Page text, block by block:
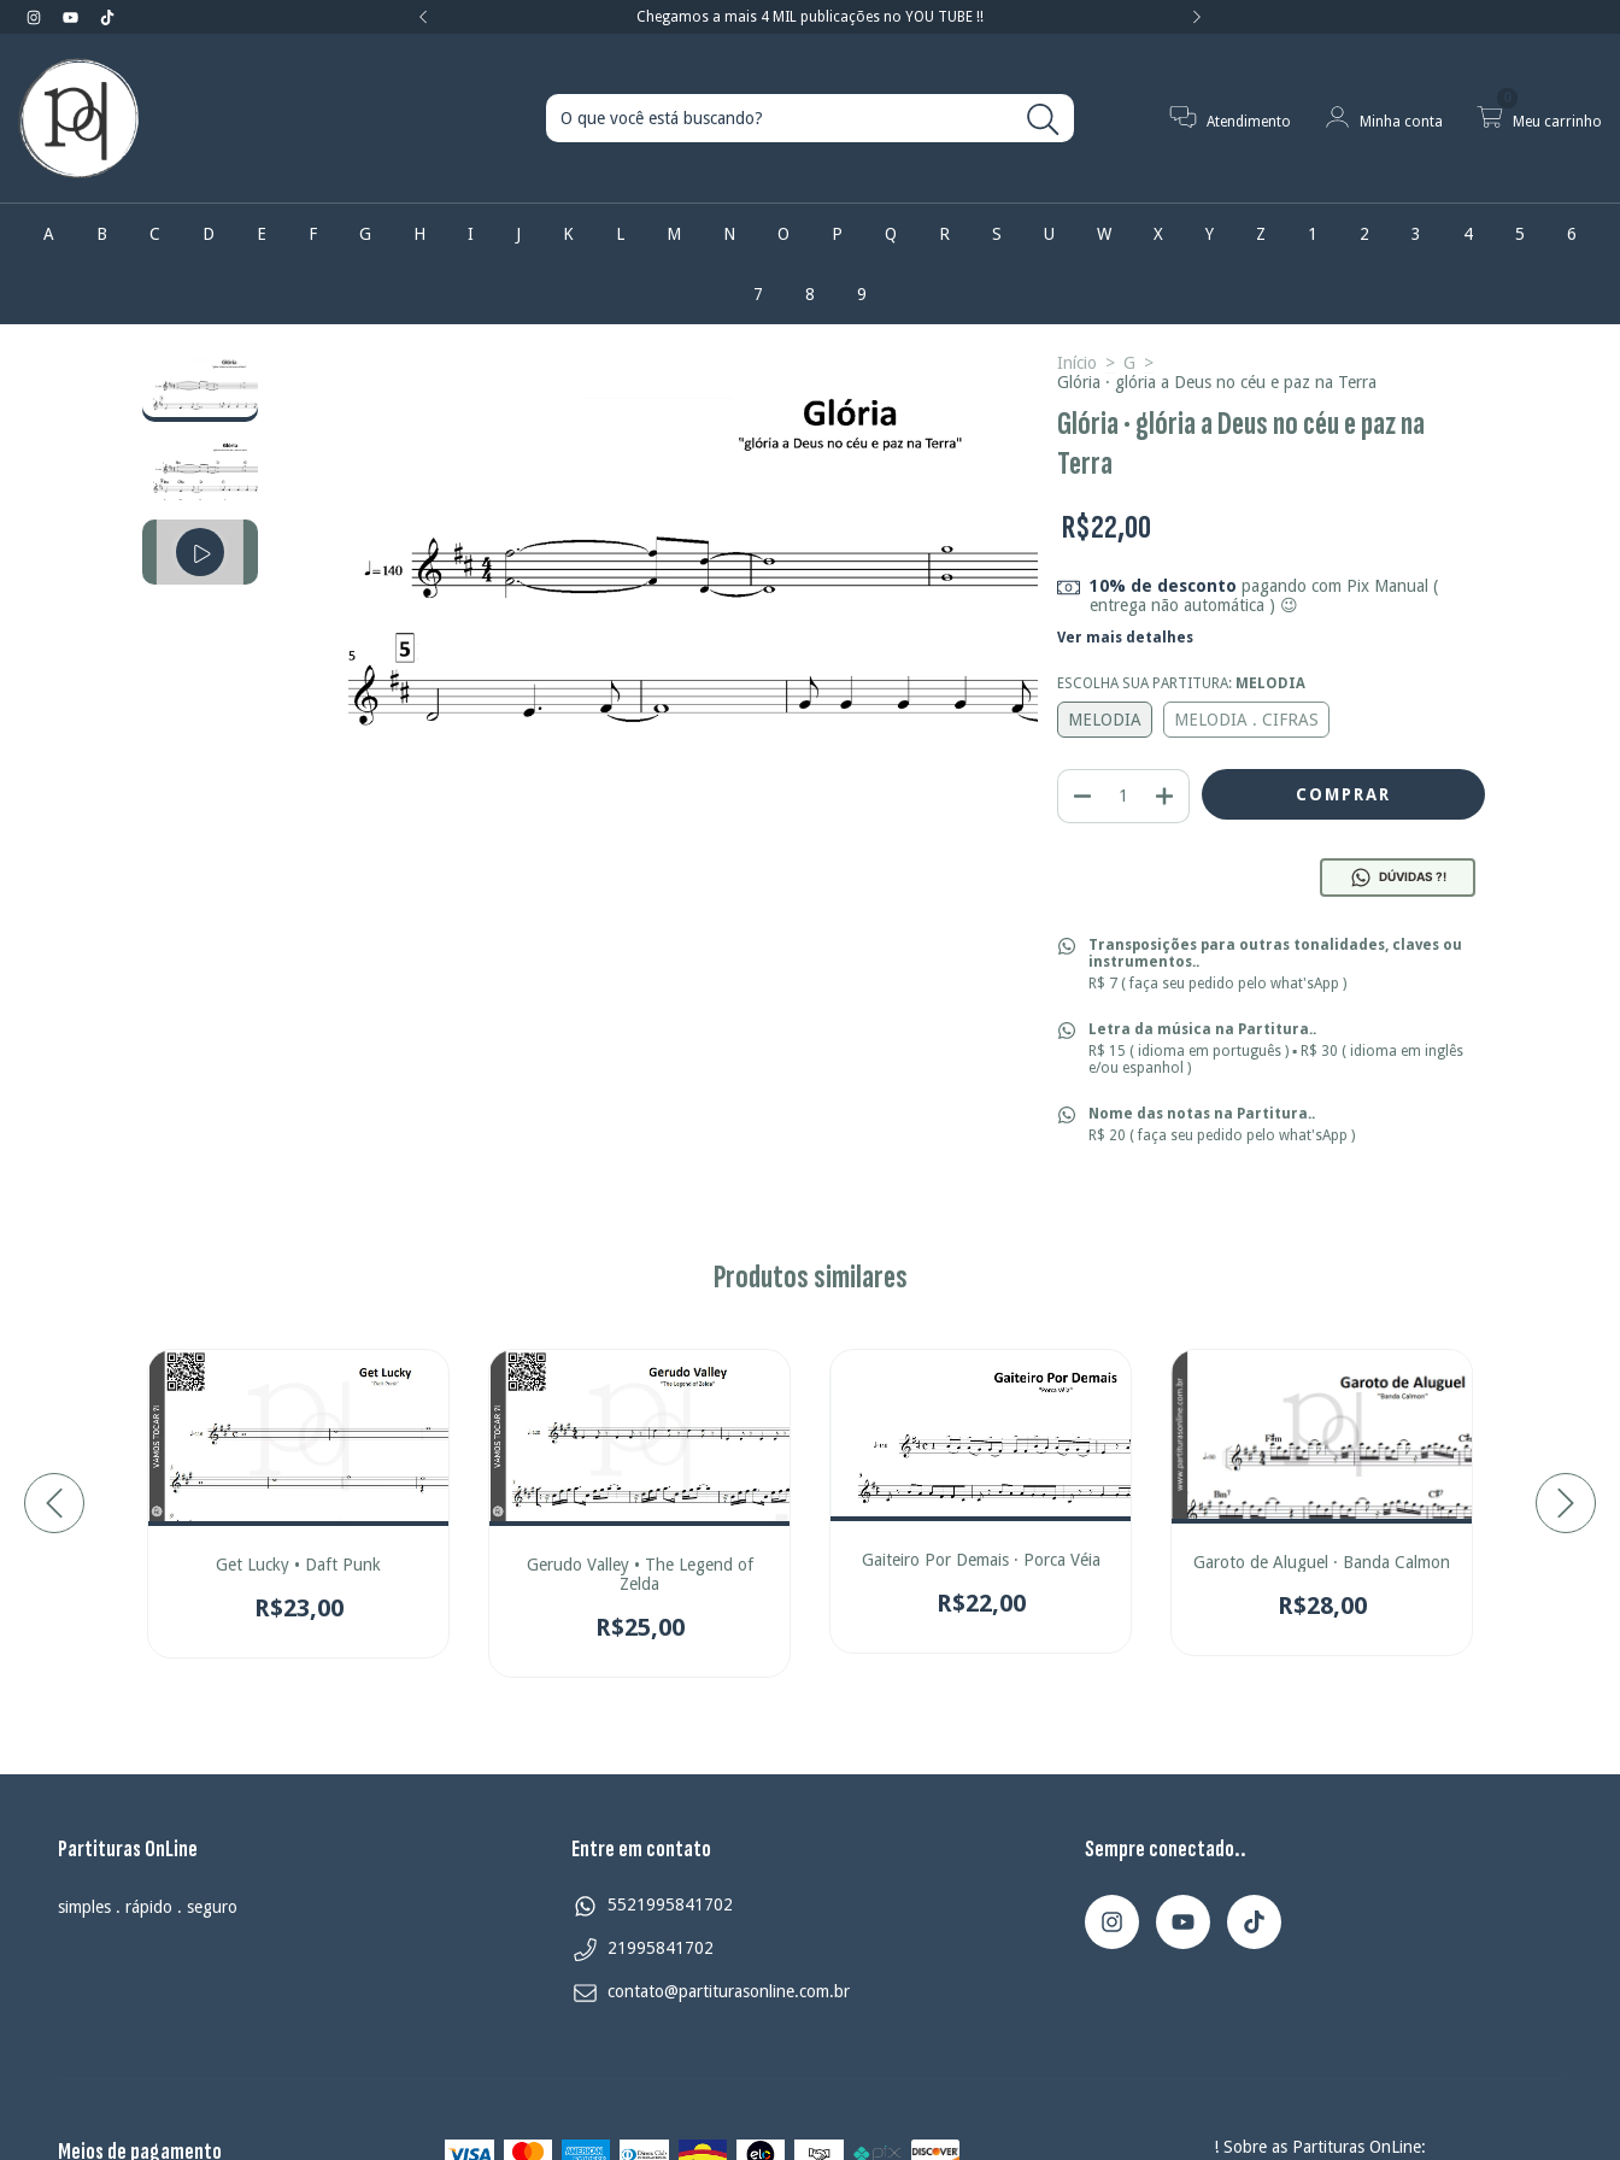
Faça o seu pedido pelo What'sApp Chegamos a mais 4 MIL publicações no YOU TUBE !!
Atendimento Minha conta Meu carrinho
A B C D E F G H I J K L M N O P Q R S U W X Y Z 1 2 3 4 5 6
7 8 9
Início > G >
Glória · glória a Deus no céu e paz na Terra
Glória · glória a Deus no céu e paz na
Terra
R$22,00
10% de desconto pagando com Pix Manual (
entrega não automática ) 😉
Ver mais detalhes
ESCOLHA SUA PARTITURA: MELODIA
MELODIA MELODIA . CIFRAS
DÚVIDAS ?!
Transposições para outras tonalidades, claves ou
instrumentos..
R$ 7 ( faça seu pedido pelo what'sApp )
Letra da música na Partitura..
R$ 15 ( idioma em português ) ▪ R$ 30 ( idioma em inglês
e/ou espanhol )
Nome das notas na Partitura..
R$ 20 ( faça seu pedido pelo what'sApp )
Produtos similares
Get Lucky • Daft Punk
R$23,00
Gerudo Valley • The Legend of
Zelda
R$25,00
Gaiteiro Por Demais · Porca Véia
R$22,00
Garoto de Aluguel · Banda Calmon
R$28,00
Partituras OnLine
simples . rápido . seguro
Entre em contato
5521995841702
21995841702
contato@partiturasonline.com.br
Sempre conectado..
Meios de pagamento ! Sobre as Partituras OnLine: